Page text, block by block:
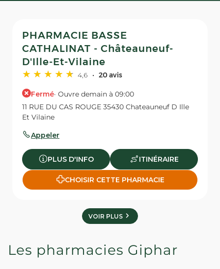
PHARMACIE BASSE
CATHALINAT - Châteauneuf-
D'Ille-Et-Vilaine
4,6 20 avis
Fermé· Ouvre demain à 09:00
11 RUE DU CAS ROUGE 35430 Chateauneuf D Ille
Et Vilaine
Appeler
PLUS D'INFO ITINÉRAIRE
CHOISIR CETTE PHARMACIE
VOIR PLUS
Les pharmacies Giphar